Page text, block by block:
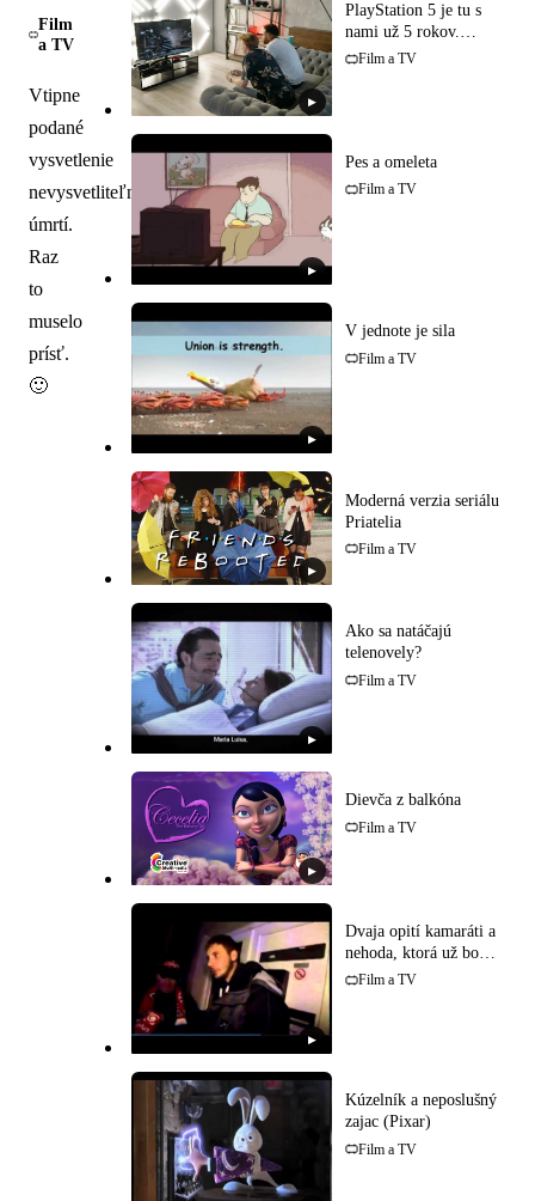
Film
a TV
Vtipne
podané
vysvetlenie
nevysvetliteľných
úmrtí.
Raz
to
muselo
prísť.
🙂
▶
PlayStation 5 je tu s
nami už 5 rokov.
Oplatí sa kúpiť?
Film a TV
▶
Pes a omeleta
Film a TV
▶
V jednote je sila
Film a TV
▶
Moderná verzia seriálu
Priatelia
Film a TV
▶
Ako sa natáčajú
telenovely?
Film a TV
▶
Dievča z balkóna
Film a TV
▶
Dvaja opití kamaráti a
nehoda, ktorá už bola
uskutočnená!
Film a TV
Kúzelník a neposlušný
zajac (Pixar)
Film a TV